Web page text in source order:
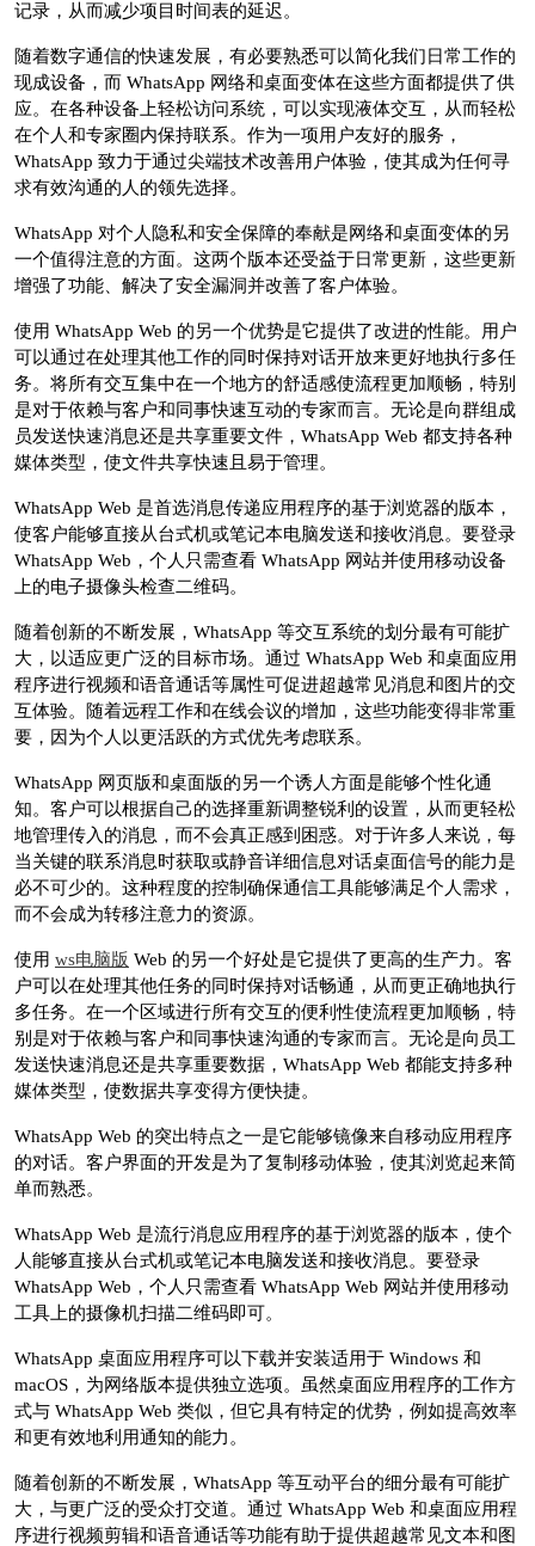
记录，从而减少项目时间表的延迟。
随着数字通信的快速发展，有必要熟悉可以简化我们日常工作的
现成设备，而 WhatsApp 网络和桌面变体在这些方面都提供了供
应。在各种设备上轻松访问系统，可以实现液体交互，从而轻松
在个人和专家圈内保持联系。作为一项用户友好的服务，
WhatsApp 致力于通过尖端技术改善用户体验，使其成为任何寻
求有效沟通的人的领先选择。
WhatsApp 对个人隐私和安全保障的奉献是网络和桌面变体的另
一个值得注意的方面。这两个版本还受益于日常更新，这些更新
增强了功能、解决了安全漏洞并改善了客户体验。
使用 WhatsApp Web 的另一个优势是它提供了改进的性能。用户
可以通过在处理其他工作的同时保持对话开放来更好地执行多任
务。将所有交互集中在一个地方的舒适感使流程更加顺畅，特别
是对于依赖与客户和同事快速互动的专家而言。无论是向群组成
员发送快速消息还是共享重要文件，WhatsApp Web 都支持各种
媒体类型，使文件共享快速且易于管理。
WhatsApp Web 是首选消息传递应用程序的基于浏览器的版本，
使客户能够直接从台式机或笔记本电脑发送和接收消息。要登录
WhatsApp Web，个人只需查看 WhatsApp 网站并使用移动设备
上的电子摄像头检查二维码。
随着创新的不断发展，WhatsApp 等交互系统的划分最有可能扩
大，以适应更广泛的目标市场。通过 WhatsApp Web 和桌面应用
程序进行视频和语音通话等属性可促进超越常见消息和图片的交
互体验。随着远程工作和在线会议的增加，这些功能变得非常重
要，因为个人以更活跃的方式优先考虑联系。
WhatsApp 网页版和桌面版的另一个诱人方面是能够个性化通
知。客户可以根据自己的选择重新调整锐利的设置，从而更轻松
地管理传入的消息，而不会真正感到困惑。对于许多人来说，每
当关键的联系消息时获取或静音详细信息对话桌面信号的能力是
必不可少的。这种程度的控制确保通信工具能够满足个人需求，
而不会成为转移注意力的资源。
使用 ws电脑版 Web 的另一个好处是它提供了更高的生产力。客
户可以在处理其他任务的同时保持对话畅通，从而更正确地执行
多任务。在一个区域进行所有交互的便利性使流程更加顺畅，特
别是对于依赖与客户和同事快速沟通的专家而言。无论是向员工
发送快速消息还是共享重要数据，WhatsApp Web 都能支持多种
媒体类型，使数据共享变得方便快捷。
WhatsApp Web 的突出特点之一是它能够镜像来自移动应用程序
的对话。客户界面的开发是为了复制移动体验，使其浏览起来简
单而熟悉。
WhatsApp Web 是流行消息应用程序的基于浏览器的版本，使个
人能够直接从台式机或笔记本电脑发送和接收消息。要登录
WhatsApp Web，个人只需查看 WhatsApp Web 网站并使用移动
工具上的摄像机扫描二维码即可。
WhatsApp 桌面应用程序可以下载并安装适用于 Windows 和
macOS，为网络版本提供独立选项。虽然桌面应用程序的工作方
式与 WhatsApp Web 类似，但它具有特定的优势，例如提高效率
和更有效地利用通知的能力。
随着创新的不断发展，WhatsApp 等互动平台的细分最有可能扩
大，与更广泛的受众打交道。通过 WhatsApp Web 和桌面应用程
序进行视频剪辑和语音通话等功能有助于提供超越常见文本和图